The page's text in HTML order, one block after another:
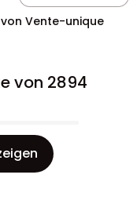
Vente-unique
von 2894